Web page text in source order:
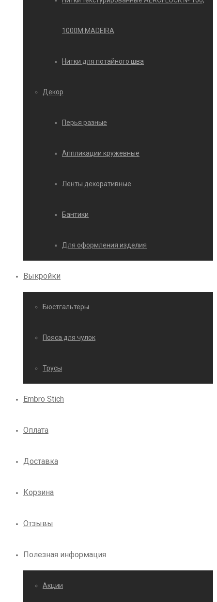
1000М MADEIRA
Нитки для потайного шва
Декор
Перья разные
Аппликации кружевные
Ленты декоративные
Бантики
Для оформления изделия
Выкройки
Бюстгальтеры
Пояса для чулок
Трусы
Embro Stich
Оплата
Доставка
Корзина
Отзывы
Полезная информация
Акции